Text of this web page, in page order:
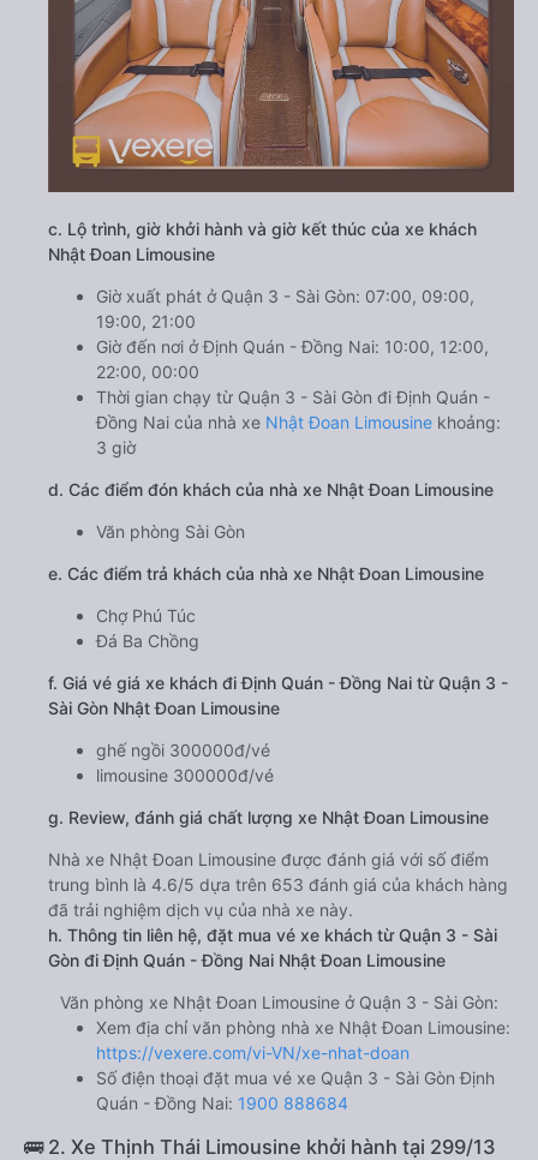
c. Lộ trình, giờ khởi hành và giờ kết thúc của xe khách
Nhật Đoan Limousine
Giờ xuất phát ở Quận 3 - Sài Gòn: 07:00, 09:00,
19:00, 21:00
Giờ đến nơi ở Định Quán - Đồng Nai: 10:00, 12:00,
22:00, 00:00
Thời gian chạy từ Quận 3 - Sài Gòn đi Định Quán -
Đồng Nai của nhà xe Nhật Đoan Limousine khoảng:
3 giờ
d. Các điểm đón khách của nhà xe Nhật Đoan Limousine
Văn phòng Sài Gòn
e. Các điểm trả khách của nhà xe Nhật Đoan Limousine
Chợ Phú Túc
Đá Ba Chồng
f. Giá vé giá xe khách đi Định Quán - Đồng Nai từ Quận 3 -
Sài Gòn Nhật Đoan Limousine
ghế ngồi 300000đ/vé
limousine 300000đ/vé
g. Review, đánh giá chất lượng xe Nhật Đoan Limousine
Nhà xe Nhật Đoan Limousine được đánh giá với số điểm
trung bình là 4.6/5 dựa trên 653 đánh giá của khách hàng
đã trải nghiệm dịch vụ của nhà xe này.
h. Thông tin liên hệ, đặt mua vé xe khách từ Quận 3 - Sài
Gòn đi Định Quán - Đồng Nai Nhật Đoan Limousine
Văn phòng xe Nhật Đoan Limousine ở Quận 3 - Sài Gòn:
Xem địa chỉ văn phòng nhà xe Nhật Đoan Limousine:
https://vexere.com/vi-VN/xe-nhat-doan
Số điện thoại đặt mua vé xe Quận 3 - Sài Gòn Định
Quán - Đồng Nai: 1900 888684
🚌 2. Xe Thịnh Thái Limousine khởi hành tại 299/13